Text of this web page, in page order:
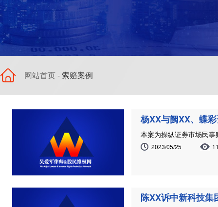
网站首页- 索赔案例
杨XX与阙XX、蝶
本案为操纵证券市场民
2023/05/25
陈XX诉中新科技集